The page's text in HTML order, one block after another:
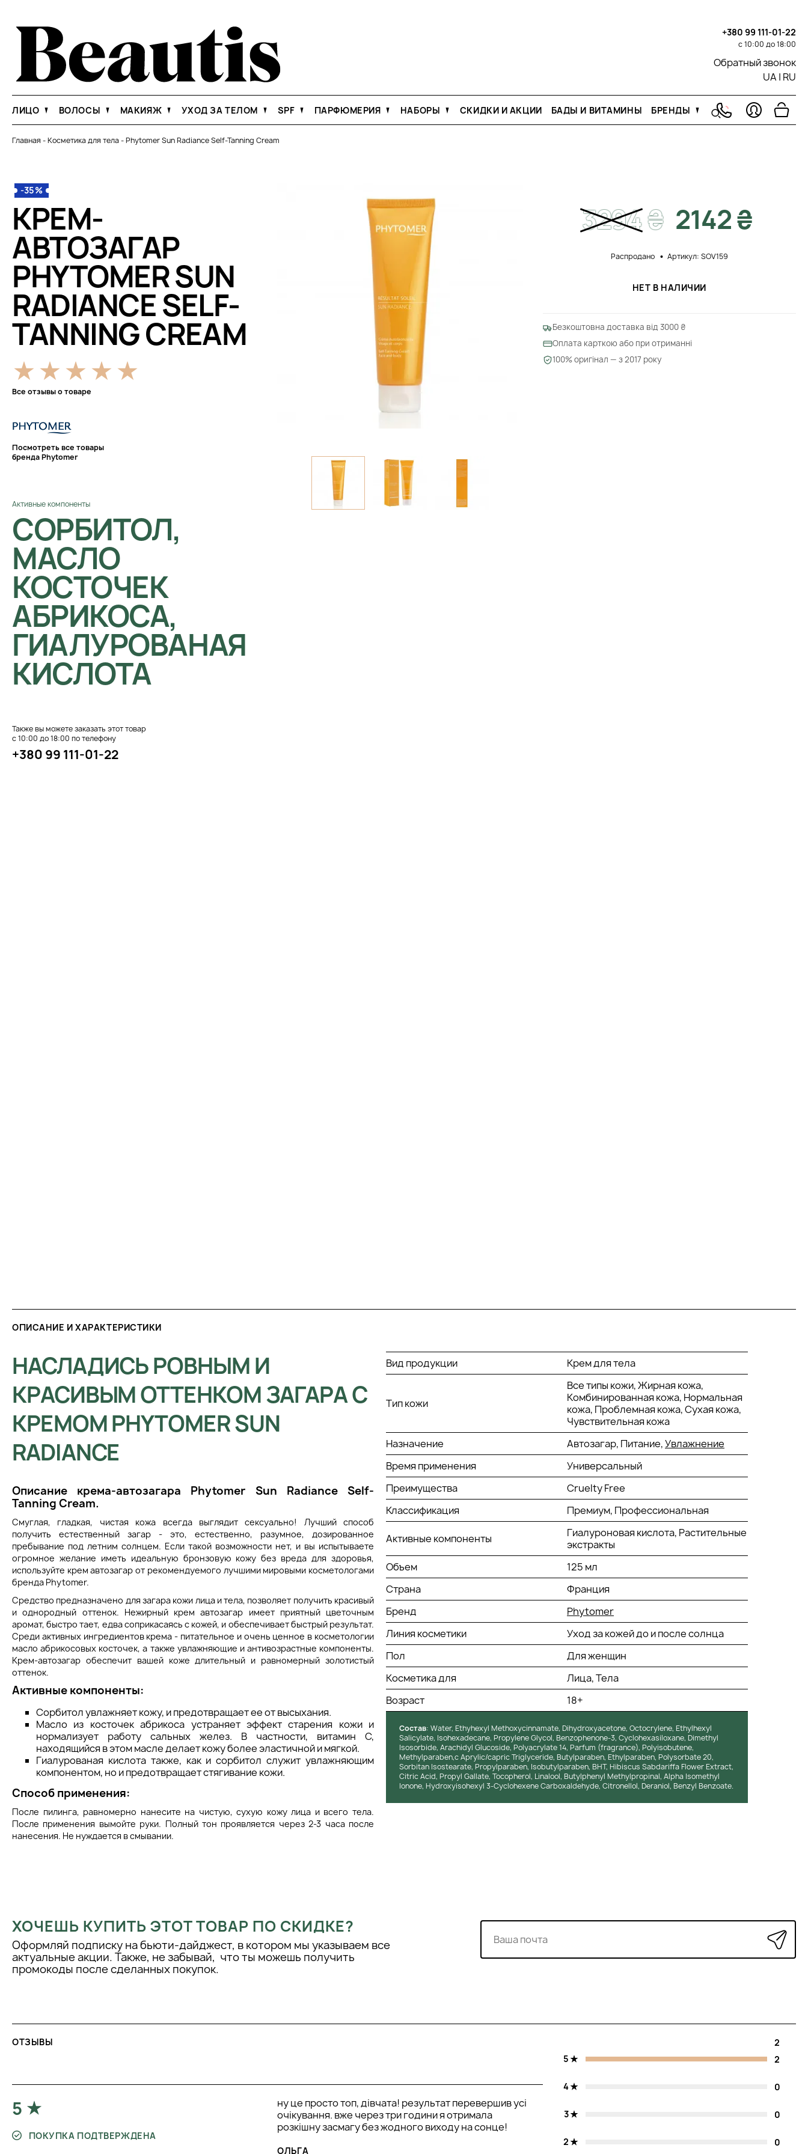
+380 99 111-01-22
с 10:00 до 18:00
Обратный звонок
UA | RU
ЛИЦО ВОЛОСЫ МАКИЯЖ УХОД ЗА ТЕЛОМ SPF ПАРФЮМЕРИЯ НАБОРЫ СКИДКИ И АКЦИИ БАДЫ И ВИТАМИНЫ БРЕНДЫ
Главная -Косметика для тела-Phytomer Sun Radiance Self-Tanning Cream
-35%
КРЕМ-
АВТОЗАГАР
PHYTOMER SUN
RADIANCE SELF-
TANNING CREAM
Все отзывы о товаре
Посмотреть все товары
бренда Phytomer
Активные компоненты
СОРБИТОЛ,
МАСЛО
КОСТОЧЕК
АБРИКОСА,
ГИАЛУРОВАНАЯ
КИСЛОТА
Также вы можете заказать этот товар
с 10:00 до 18:00 по телефону
+380 99 111-01-22
3294₴ 2142 ₴
Распродано Артикул: SOV159
НЕТ В НАЛИЧИИ
Безкоштовна доставка від 3000 ₴
Оплата карткою або при отриманні
100% оригінал — з 2017 року
ОПИСАНИЕ И ХАРАКТЕРИСТИКИ
НАСЛАДИСЬ РОВНЫМ И
КРАСИВЫМ ОТТЕНКОМ ЗАГАРА С
КРЕМОМ PHYTOMER SUN
RADIANCE
Описание крема-автозагара Phytomer Sun Radiance Self-
Tanning Cream.
Смуглая, гладкая, чистая кожа всегда выглядит сексуально! Лучший способ
получить естественный загар - это, естественно, разумное, дозированное
пребывание под летним солнцем. Если такой возможности нет, и вы испытываете
огромное желание иметь идеальную бронзовую кожу без вреда для здоровья,
используйте крем автозагар от рекомендуемого лучшими мировыми косметологами
бренда Phytomer.
Средство предназначено для загара кожи лица и тела, позволяет получить красивый
и однородный оттенок. Нежирный крем автозагар имеет приятный цветочным
аромат, быстро тает, едва соприкасаясь с кожей, и обеспечивает быстрый результат.
Среди активных ингредиентов крема - питательное и очень ценное в косметологии
масло абрикосовых косточек, а также увлажняющие и антивозрастные компоненты.
Крем-автозагар обеспечит вашей коже длительный и равномерный золотистый
оттенок.
Активные компоненты:
Сорбитол увлажняет кожу, и предотвращает ее от высыхания.
Масло из косточек абрикоса устраняет эффект старения кожи и
нормализует работу сальных желез. В частности, витамин C,
находящийся в этом масле делает кожу более эластичной и мягкой.
Гиалурованая кислота также, как и сорбитол служит увлажняющим
компонентом, но и предотвращает стягивание кожи.
Способ применения:
После пилинга, равномерно нанесите на чистую, сухую кожу лица и всего тела.
После применения вымойте руки. Полный тон проявляется через 2-3 часа после
нанесения. Не нуждается в смывании.
Вид продукции Крем для тела
Тип кожи
Все типы кожи, Жирная кожа,
Комбинированная кожа, Нормальная
кожа, Проблемная кожа, Сухая кожа,
Чувствительная кожа
Назначение
Автозагар, Питание,Увлажнение
Время применения
Универсальный
Преимущества
Cruelty Free
Классификация
Премиум, Профессиональная
Активные компоненты
Гиалуроновая кислота, Растительные
экстракты
Объем
125 мл
Страна
Франция
Бренд
Phytomer
Линия косметики
Уход за кожей до и после солнца
Пол
Для женщин
Косметика для
Лица, Тела
Возраст
18+
Состав: Water, Ethyhexyl Methoxycinnamate, Dihydroxyacetone, Octocrylene, Ethylhexyl
Salicylate, Isohexadecane, Propylene Glycol, Benzophenone-3, Cyclohexasiloxane, Dimethyl
Isosorbide, Arachidyl Glucoside, Polyacrylate 14, Parfum (fragrance), Polyisobutene,
Methylparaben,c Aprylic/capric Triglyceride, Butylparaben, Ethylparaben, Polysorbate 20,
Sorbitan Isostearate, Propylparaben, Isobutylparaben, BHT, Hibiscus Sabdariffa Flower Extract,
Citric Acid, Propyl Gallate, Tocopherol, Linalool, Butylphenyl Methylpropinal, Alpha Isomethyl
Ionone, Hydroxyisohexyl 3-Cyclohexene Carboxaldehyde, Citronellol, Deraniol, Benzyl Benzoate.
ХОЧЕШЬ КУПИТЬ ЭТОТ ТОВАР ПО СКИДКЕ?
Оформляй подписку на бьюти-дайджест, в котором мы указываем все
актуальные акции. Также, не забывай, что ты можешь получить
промокоды после сделанных покупок.
ОТЗЫВЫ
5
ПОКУПКА ПОДТВЕРЖДЕНА
ну це просто топ, дівчата! результат перевершив усі
очікування. вже через три години я отримала
розкішну засмагу без жодного виходу на сонце!
ОЛЬГА
2
5
2
4 0
3 0
2 0